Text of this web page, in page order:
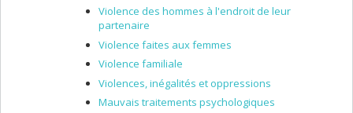
Violence des hommes à l'endroit de leur
partenaire
Violence faites aux femmes
Violence familiale
Violences, inégalités et oppressions
Mauvais traitements psychologiques